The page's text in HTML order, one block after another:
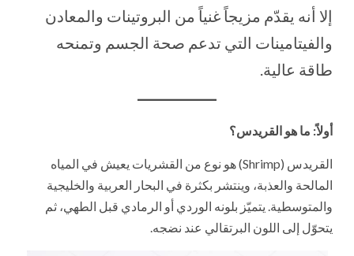
إلا أنه يقدّم مزيجاً غنياً من البروتينات والمعادن
والفيتامينات التي تدعم صحة الجسم وتمنحه
طاقة عالية.
أولاً: ما هو القريدس؟
القريدس (Shrimp) هو نوع من القشريات يعيش في المياه
المالحة والعذبة، وينتشر بكثرة في البحار العربية والخليجية
والمتوسطية. يتميّز بلونه الوردي أو الرمادي قبل الطهي، ثم
يتحوّل إلى اللون البرتقالي عند نضجه.